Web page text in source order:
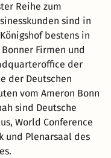
Reihe zum
sind in
bestens in
Firmen und
der
der Deutschen
vom Ameron Bonn
sind Deutsche
World Conference
und Plenarsaal des